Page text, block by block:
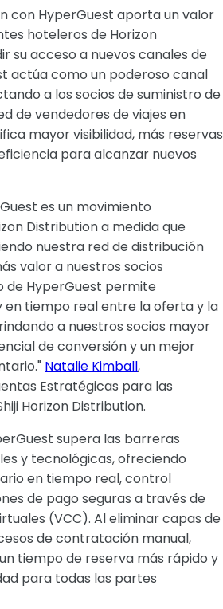
con HyperGuest aporta un valor
hoteleros de Horizon
su acceso a nuevos canales de
actúa como un poderoso canal
a los socios de suministro de
de vendedores de viajes en
mayor visibilidad, más reservas
para alcanzar nuevos
es un movimiento
Distribution a medida que
nuestra red de distribución
valor a nuestros socios
de HyperGuest permite
en tiempo real entre la oferta y la
a nuestros socios mayor
de conversión y un mejor
Natalie Kimball,
Estratégicas para las
Horizon Distribution.
supera las barreras
y tecnológicas, ofreciendo
en tiempo real, control
de pago seguras a través de
(VCC). Al eliminar capas de
de contratación manual,
tiempo de reserva más rápido y
para todas las partes